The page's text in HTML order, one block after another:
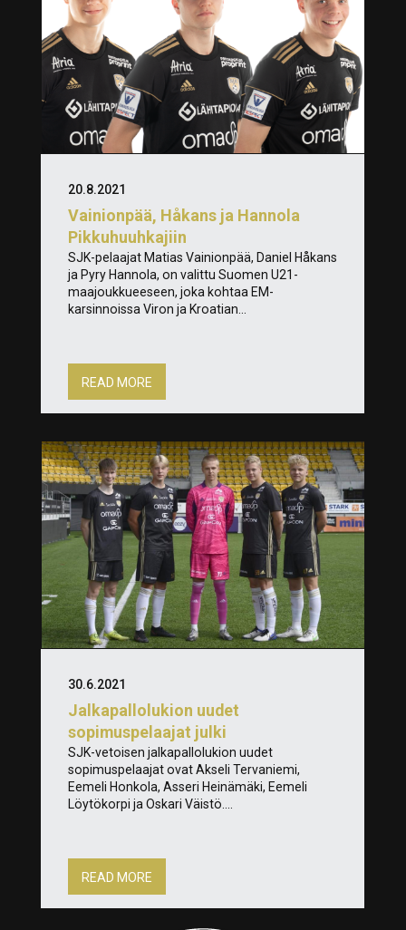
Vainionpää, Håkans ja Hannola
Pikkuhuuhkajiin
20.8.2021
SJK-pelaajat Matias Vainionpää, Daniel Håkans
ja Pyry Hannola, on valittu Suomen U21-
maajoukkueeseen, joka kohtaa EM-
karsinnoissa Viron ja Kroatian...
READ MORE
Jalkapallolukion uudet
sopimuspelaajat julki
30.6.2021
SJK-vetoisen jalkapallolukion uudet
sopimuspelaajat ovat Akseli Tervaniemi,
Eemeli Honkola, Asseri Heinämäki, Eemeli
Löytökorpi ja Oskari Väistö....
READ MORE